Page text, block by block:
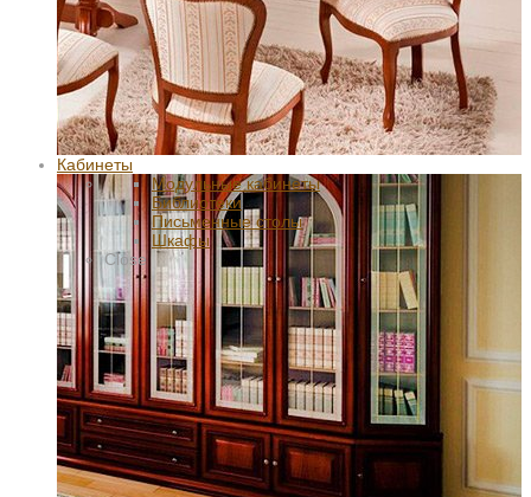
Кабинеты
Модульные кабинеты
Библиотеки
Письменные столы
Шкафы
Close